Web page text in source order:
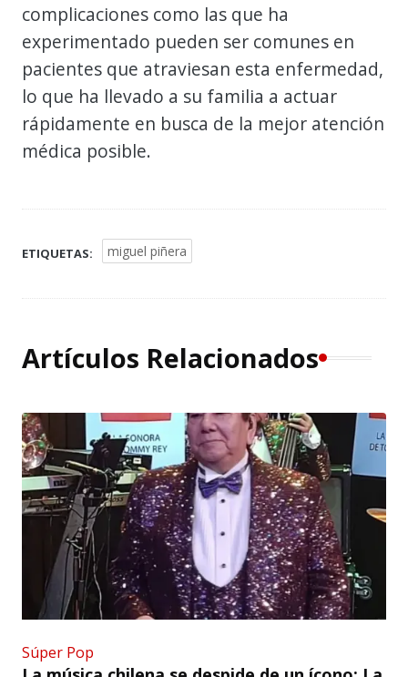
complicaciones como las que ha
experimentado pueden ser comunes en
pacientes que atraviesan esta enfermedad,
lo que ha llevado a su familia a actuar
rápidamente en busca de la mejor atención
médica posible.
ETIQUETAS: miguel piñera
Artículos Relacionados
Súper Pop